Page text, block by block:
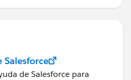
Salesforce
de Salesforce para